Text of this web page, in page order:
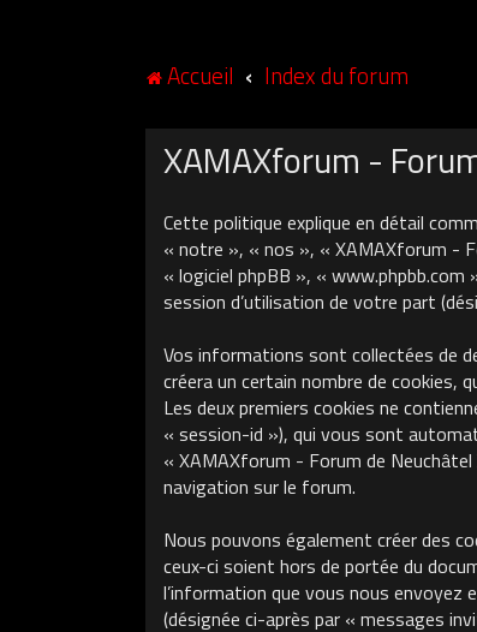
Accueil Index du forum
XAMAXforum -
Cette politique explique en détail
« notre », « nos », « XAMAXforum -
« logiciel phpBB », «
session d’utilisation de votre part
Vos informations sont collectées de
créera un certain nombre de
Les deux premiers cookies ne
« session-id »), qui vous sont
« XAMAXforum - Forum de
navigation sur le forum.
Nous pouvons également créer des
ceux-ci soient hors de portée du
l’information que vous nous envoyez
(désignée ci-après par « messages